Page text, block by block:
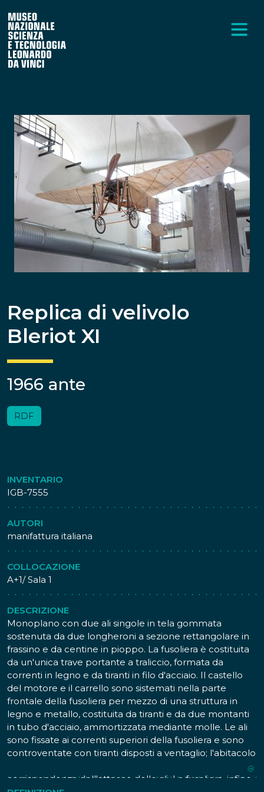
Replica di velivolo
Bleriot XI
1966 ante
RDF
INVENTARIO
IGB-7555
AUTORI
manifattura italiana
COLLOCAZIONE
A+1/ Sala 1
DESCRIZIONE
Monoplano con due ali singole in tela gommata
sostenuta da due longheroni a sezione rettangolare in
frassino e da centine in pioppo. La fusoliera è costituita
da un'unica trave portante a traliccio, formata da
correnti in legno e da tiranti in filo d'acciaio. Il castello
del motore e il carrello sono sistemati nella parte
frontale della fusoliera per mezzo di una struttura in
legno e metallo, costituita da tiranti e da due montanti
in tubo d'acciaio, ammortizzata mediante molle. Le ali
sono fissate ai correnti superiori della fusoliera e sono
controventate con tiranti disposti a ventaglio; l'abitacolo
corrispondenza dell'attacco delle ali. La fusoliera, infine,